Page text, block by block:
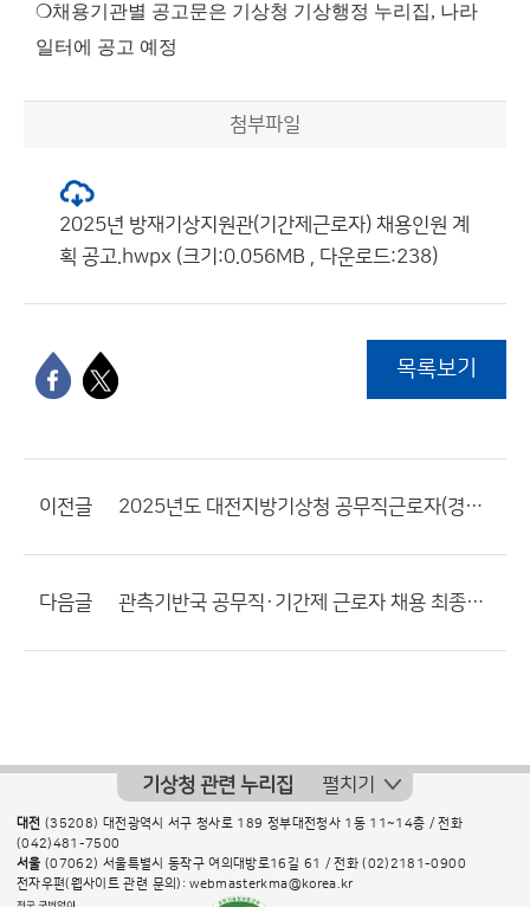
❍채용기관별 공고문은 기상청 기상행정 누리집, 나라
일터에 공고 예정
첨부파일
2025년 방재기상지원관(기간제근로자) 채용인원 계
획 공고.hwpx (크기:0.056MB , 다운로드:238)
목록보기
이전글 2025년도 대전지방기상청 공무직근로자(경비원) 채용 서류전형 합격자 및 면접전형 일정 공고
다음글 관측기반국 공무직·기간제 근로자 채용 최종합격자 공고
기상청 관련 누리집 펼치기
대전 (35208) 대전광역시 서구 청사로 189 정부대전청사 1동 11~14층 / 전화
(042)481-7500
서울 (07062) 서울특별시 동작구 여의대방로16길 61 / 전화(02)2181-0900
전자우편(웹사이트 관련 문의): webmasterkma@korea.kr